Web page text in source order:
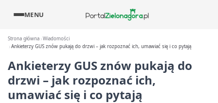
MENU
Strona główna Wiadomości
Ankieterzy GUS znów pukają do drzwi – jak rozpoznać ich, umawiać się i co pytają
Ankieterzy GUS znów pukają do
drzwi – jak rozpoznać ich,
umawiać się i co pytają